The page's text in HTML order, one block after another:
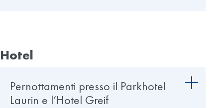
Hotel
Pernottamenti presso il Parkhotel
Laurin e l’Hotel Greif